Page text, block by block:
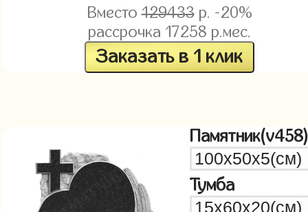
Вместо129433р. -20%
рассрочка 17258 р.мес.
Заказать в 1 клик
Памятник(v458)
Тумба